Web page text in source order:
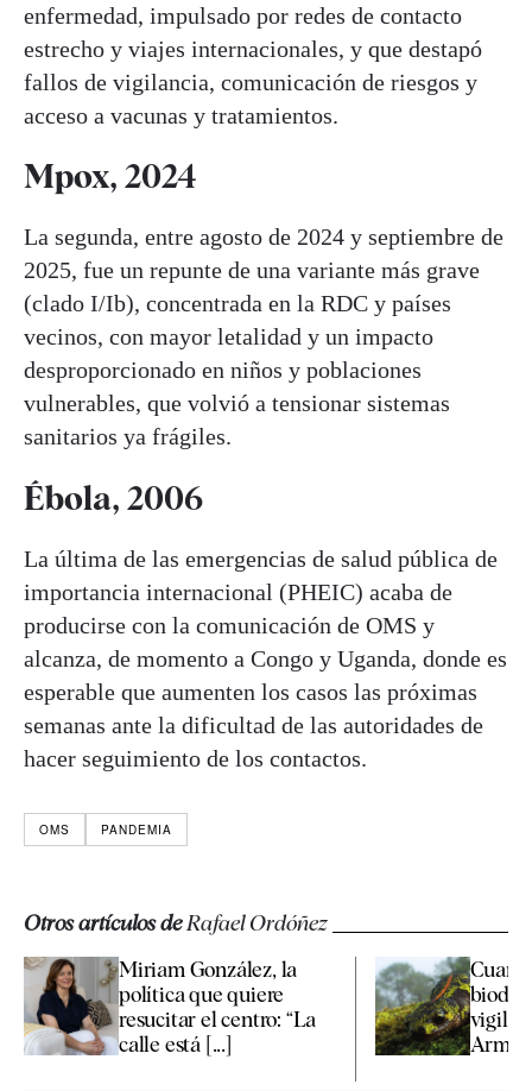
enfermedad, impulsado por redes de contacto
estrecho y viajes internacionales, y que destapó
fallos de vigilancia, comunicación de riesgos y
acceso a vacunas y tratamientos.
Mpox, 2024
La segunda, entre agosto de 2024 y septiembre de
2025, fue un repunte de una variante más grave
(clado I/Ib), concentrada en la RDC y países
vecinos, con mayor letalidad y un impacto
desproporcionado en niños y poblaciones
vulnerables, que volvió a tensionar sistemas
sanitarios ya frágiles.
Ébola, 2006
La última de las emergencias de salud pública de
importancia internacional (PHEIC) acaba de
producirse con la comunicación de OMS y
alcanza, de momento a Congo y Uganda, donde es
esperable que aumenten los casos las próximas
semanas ante la dificultad de las autoridades de
hacer seguimiento de los contactos.
OMS PANDEMIA
Otros artículos deRafael Ordóñez
Miriam González, la
política que quiere
resucitar el centro: “La
calle está [...]
vigilan